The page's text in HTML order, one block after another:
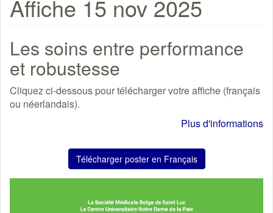
Affiche 15 nov 2025
Les soins entre performance
et robustesse
Cliquez ci-dessous pour télécharger votre affiche (français
ou néerlandais).
Plus d'informations
Télécharger poster en Français